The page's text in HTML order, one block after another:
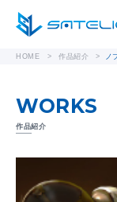
HOME > 作品紹介 > ノ
WORKS
作品紹介